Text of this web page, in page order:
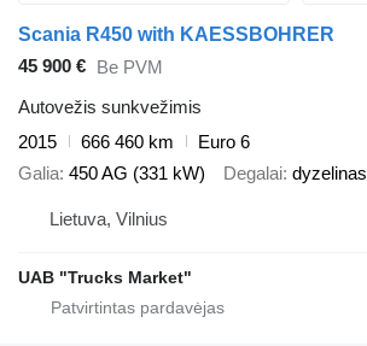
Scania R450 with KAESSBOHRER
45 900 € Be PVM
Autovežis sunkvežimis
2015
666 460 km
Euro 6
Galia 450 AG (331 kW) Degalai dyzelinas
Lietuva, Vilnius
UAB "Trucks Market"